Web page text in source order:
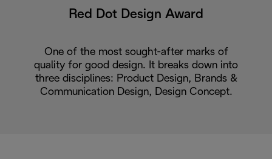
Red Dot Design Award
One of the most sought-after marks of
quality for good design. It breaks down into
three disciplines: Product Design, Brands &
Communication Design, Design Concept.